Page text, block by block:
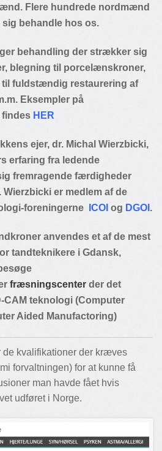
Flere hundrede nordmænd
behandle hos os.
behandling der strækker sig
blegning til porcelænskroner,
fuldstændig restaurering af
Eksempler på
findes HER
ejer, dr. Michal Wierzbicki,
erfaring fra ledende
fremragende færdigheder
er medlem af de
foreningerne
ICOI og DGOI .
anvendes et af de mest
tandteknikere i Gdansk,
fræsningscenter der det
CAM teknologi (Computer
Aided Manufactoring)
kvalifikationer der kræves
forvaltningen) for at kunne få
man havde fået hvis
udføret i Norge.